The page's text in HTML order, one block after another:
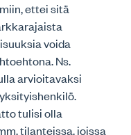
ettei sitä
voida
Ns.
arvioitavaksi
tulisi olla
tilanteissa, joissa